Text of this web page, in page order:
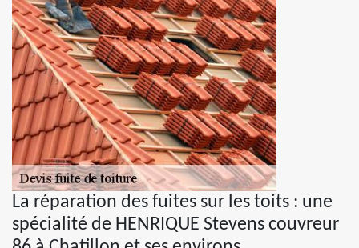
La réparation des fuites sur les toits : une
spécialité de HENRIQUE Stevens couvreur